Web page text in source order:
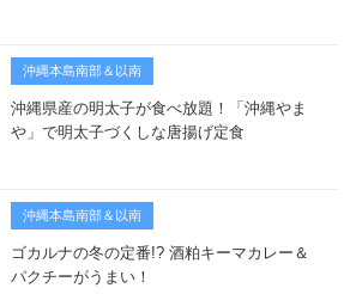
沖縄本島南部＆以南
沖縄県産の明太子が食べ放題！「沖縄やま
や」で明太子づくしな唐揚げ定食
沖縄本島南部＆以南
ゴカルナの冬の定番!? 酒粕キーマカレー＆
パクチーがうまい！